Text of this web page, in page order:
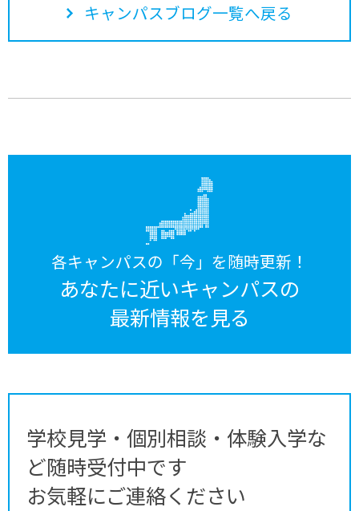
キャンパスブログ一覧へ戻る
各キャンパスの「今」を随時更新！
あなたに近いキャンパスの
最新情報を見る
学校見学・個別相談・体験入学な
ど随時受付中です
お気軽にご連絡ください